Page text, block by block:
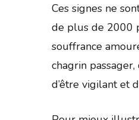
Ces signes ne
de plus de 2000
souffrance
chagrin
d’être vigilant et